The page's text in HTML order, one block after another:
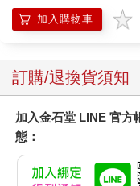
言下之意……等雙方談
的話全部說出來了。」
傾耳細聽，是一種我們
人，」美國散文詩人與
作《一見鍾情》（
道，「極少人能抗拒專
這一點真是不證自明，
讀。可是你、我都知道
加入購物車
訂購/退換貨須知
加入金石堂 LINE 官方
態：